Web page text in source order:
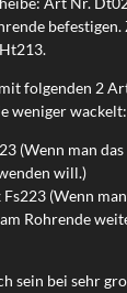
befestigen.
folgenden 2
weniger wackelt:
(Wenn man
will.)
(Wenn
Rohrende
sein bei sehr